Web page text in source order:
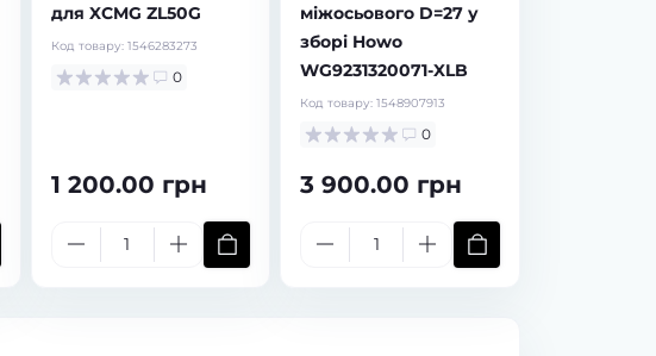
для XCMG ZL50G
Код товару: 1546283273
0
1 200.00 грн
міжосьового D=27 у
зборі Howo
WG9231320071-XLB
Код товару:1548907913
0
3 900.00 грн